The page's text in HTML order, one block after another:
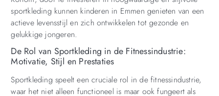
sportkleding kunnen kinderen in Emmen genieten van een
actieve levensstijl en zich ontwikkelen tot gezonde en
gelukkige jongeren.
De Rol van Sportkleding in de Fitnessindustrie:
Motivatie, Stijl en Prestaties
Sportkleding speelt een cruciale rol in de fitnessindustrie,
waar het niet alleen functioneel is maar ook fungeert als